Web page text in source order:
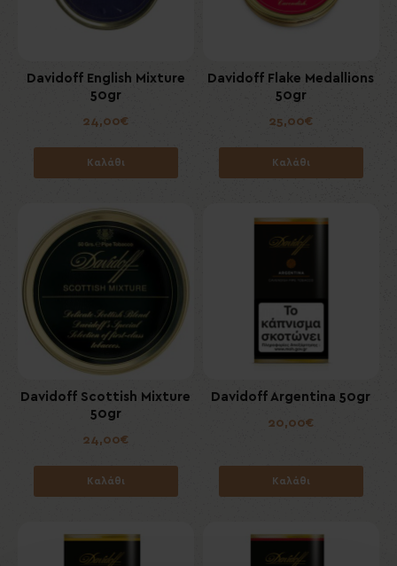
Davidoff English Mixture
50gr
24,00€
Καλάθι
Davidoff Flake Medallions
50gr
25,00€
Καλάθι
Davidoff Scottish Mixture
50gr
24,00€
Καλάθι
Davidoff Argentina 50gr
20,00€
Καλάθι